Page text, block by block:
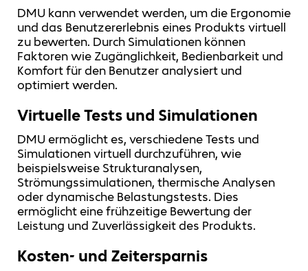
DMU kann verwendet werden, um die Ergonomie
und das Benutzererlebnis eines Produkts virtuell
zu bewerten. Durch Simulationen können
Faktoren wie Zugänglichkeit, Bedienbarkeit und
Komfort für den Benutzer analysiert und
optimiert werden.
Virtuelle Tests und Simulationen
DMU ermöglicht es, verschiedene Tests und
Simulationen virtuell durchzuführen, wie
beispielsweise Strukturanalysen,
Strömungssimulationen, thermische Analysen
oder dynamische Belastungstests. Dies
ermöglicht eine frühzeitige Bewertung der
Leistung und Zuverlässigkeit des Produkts.
Kosten- und Zeitersparnis